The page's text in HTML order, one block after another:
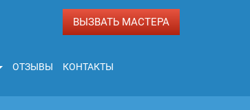
ВЫЗВАТЬ МАСТЕРА
ОТЗЫВЫ КОНТАКТЫ